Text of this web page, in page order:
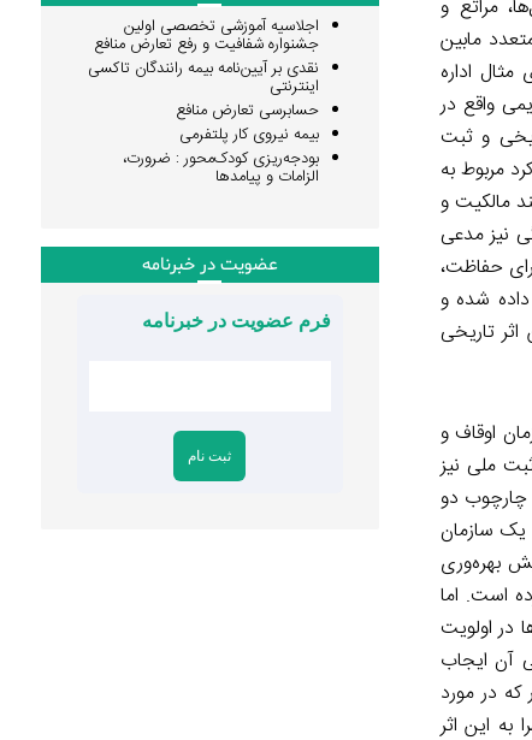
مراتع و
مابین
اداره
واقع در
و ثبت
کرد مربوط به
مالکیت و
نیز مدعی
شود و رقمی بالغ بر ۱۵ میلیارد ریال را برای حفاظت،
شده و
تاریخی
اوقاف و
ملی نیز
چارچوب دو
یک سازمان
بهره‌وری
است. اما
در اولویت
آن ایجاب
که در مورد
این اثر
اجلاسیه آموزشی تخصصی اولین
جشنواره شفافیت و رفع تعارض منافع
نقدی بر آیین‌نامه بیمه رانندگان تاکسی
اینترنتی
حسابرسی تعارض منافع
بیمه نیروی کار پلتفرمی
بودجه‌ریزی کودک‌محور : ضرورت،
الزامات و پیامدها
عضویت در خبرنامه
فرم عضویت در خبرنامه